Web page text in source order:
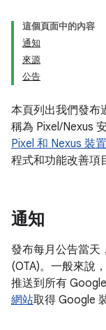
這個頁面中的內容
通知
來源
公告
本頁列出我們發布
稱為 Pixel/Nexus
Pixel 和 Nexus 裝置
程式和功能改善項
通知
發布每月公告當天
(OTA)。一般來說
推送到所有
網站取得 Google